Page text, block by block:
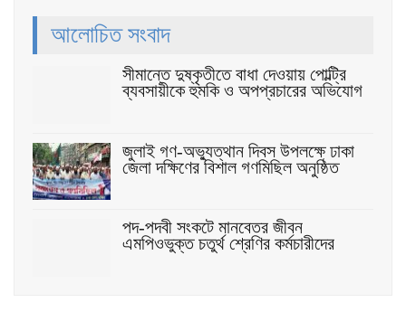
আলোচিত সংবাদ
সীমান্তে দুষ্কৃতীতে বাধা দেওয়ায় পোল্ট্রি
ব্যবসায়ীকে হুমকি ও অপপ্রচারের অভিযোগ
জুলাই গণ-অভ্যুত্থান দিবস উপলক্ষে ঢাকা
জেলা দক্ষিণের বিশাল গণমিছিল অনুষ্ঠিত
পদ-পদবী সংকটে মানবেতর জীবন
এমপিওভুক্ত চতুর্থ শ্রেণির কর্মচারীদের